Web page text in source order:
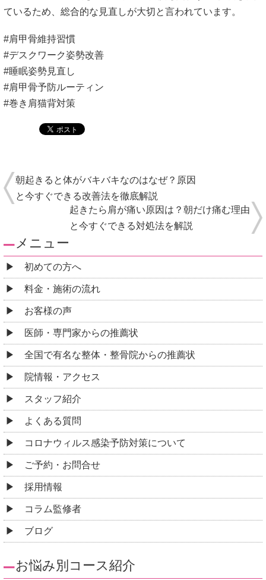
ているため、総合的な見直しが大切と言われています。
#肩甲骨維持習慣
#デスクワーク姿勢改善
#睡眠姿勢見直し
#肩甲骨予防ルーティン
#巻き肩猫背対策
朝起きると体がバキバキなのはなぜ？原因
と今すぐできる改善法を徹底解説
起きたら肩が痛い原因は？朝だけ痛む理由
と今すぐできる対処法を解説
メニュー
初めての方へ
料金・施術の流れ
お客様の声
医師・専門家からの推薦状
全国で有名な整体・整骨院からの推薦状
院情報・アクセス
スタッフ紹介
よくある質問
コロナウィルス感染予防対策について
ご予約・お問合せ
採用情報
コラム監修者
ブログ
お悩み別コース紹介